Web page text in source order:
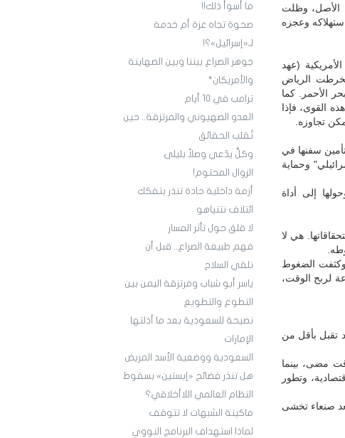
ما أسوأ ذلك!!
صحوة تجاه غزة أم خدمة
لـ«إسرائيل»؟!
‏جوهر الصراع بيننا وبين الصهاينة
والأمريكان*
‏ترامب في 10 أيام
العدو الصهيوني والمرتزقة.. حين
تُقلب الحقائق
وكلٌّ يدّعي وصلاً بليلى
الزوال المحتوم!
أزمة داخلية حادة تنذر بتفكك
ائتلاف نتنياهو
لا قلق حول تأثر المسار
فهم طبيعة الصراع.. قبل أن
نلقي السلاح
ياسر أبو شباب ومرتزقة اليمن بين
التطوع والتطويع
نصيحة للسعودية بعد ما أذلتها
الإمارات
السعودية ووضعية الأسد المريض
هل تنذر فضائح «إبستين» بسقوط
النظام العالمي اللاأخلاقي؟
ماكينة الشبهات لا تتوقف
لماذا استهداف البرنامج النووي
الأصل، وظلت
استهلاكه وعجزه
(عهد
الرياض
الأحمر. كما
القوى، فإذا
تجاوزه.
سفنها في
وحماية
إلى أداة
هي لا
وكثفت الضغوط
لربح الوقت،
تقبل بأقل من
أعجز من أي وقت مضى، بينما
وتطور
صنعاء تخشى